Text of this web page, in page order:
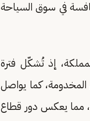
في سوق السياحة
إذ تُشكّل فترة
كما يواصل
مما يعكس دور قطاع